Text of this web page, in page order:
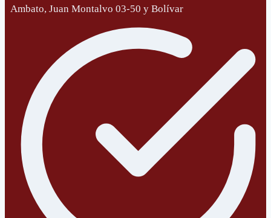
Ambato, Juan Montalvo 03-50 y Bolívar